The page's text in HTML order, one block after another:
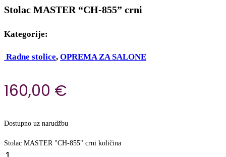
Stolac MASTER “CH-855” crni
Kategorije:
Radne stolice, OPREMA ZA SALONE
160,00 €
Dostupno uz narudžbu
Stolac MASTER "CH-855" crni količina